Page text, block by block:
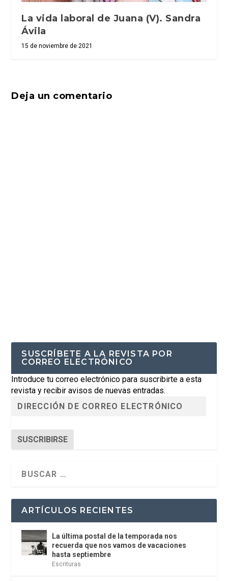
La vida laboral de Juana (V). Sandra
Ávila
15 de noviembre de 2021
Deja un comentario
SUSCRÍBETE A LA REVISTA POR
CORREO ELECTRÓNICO
Introduce tu correo electrónico para suscribirte a esta
revista y recibir avisos de nuevas entradas.
SUSCRIBIRSE
ARTÍCULOS RECIENTES
La última postal de la temporada nos
recuerda que nos vamos de vacaciones
hasta septiembre
Escrituras